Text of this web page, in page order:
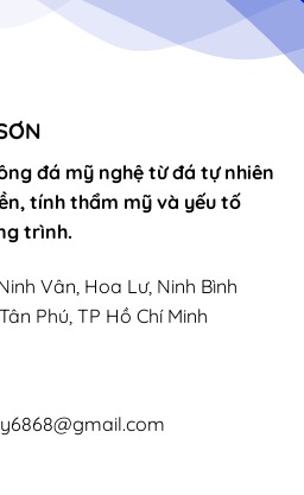
đá mỹ nghệ từ đá tự nhiên
tính thẩm mỹ và yếu tố
trình.
Vân, Hoa Lư, Ninh Bình
Phú, TP Hồ Chí Minh